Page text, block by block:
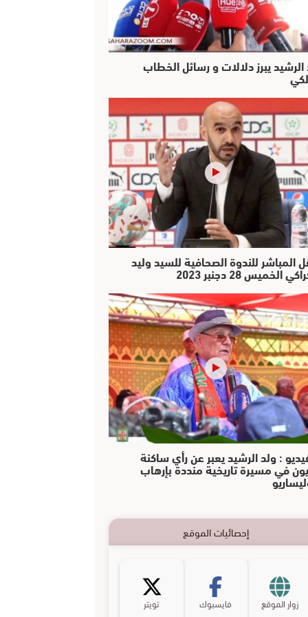
يبرز دلالات و رسائل الخطاب
المباشر للندوة الصحافية للسيد وليد
الخميس 28 دجنبر 2023
: ولد الرشيد يعبر عن رأي ساكنة
في مسيرة تاريخية منددة بإرهاب
إحصائيات الموقع
زوار الموقع فايسبوك تويتر